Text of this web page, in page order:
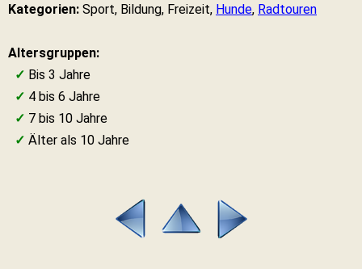
Kategorien: Sport, Bildung, Freizeit, Hunde, Radtouren
Altersgruppen:
✓ Bis 3 Jahre
✓ 4 bis 6 Jahre
✓ 7 bis 10 Jahre
✓ Älter als 10 Jahre